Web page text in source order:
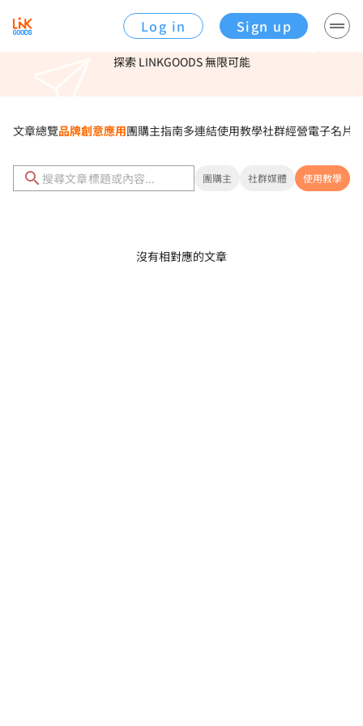
Log in Sign up
這多連結工具，超好用！
探索 LINKGOODS 無限可能
文章總覽品牌創意應用團購主指南多連結使用教學社群經營電子名片
團購主 社群媒體 使用教學
沒有相對應的文章